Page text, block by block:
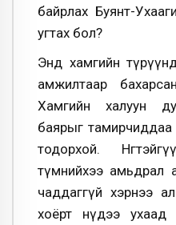
байрлах Буянт-
угтах бол?
Энд хамгийн
амжилтаар
Хамгийн халуун
баярыг
тодорхой.
түмнийхээ амьдрал
чаддаггүй хэрнээ
хоёрт нүдээ ухаад